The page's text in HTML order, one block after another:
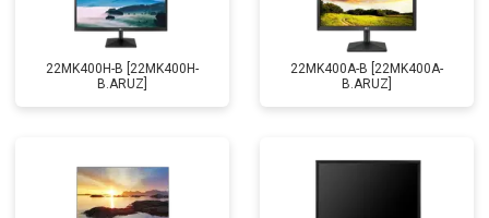
22MK400H-B [22MK400H-
B.ARUZ]
22MK400A-B [22MK400A-
B.ARUZ]